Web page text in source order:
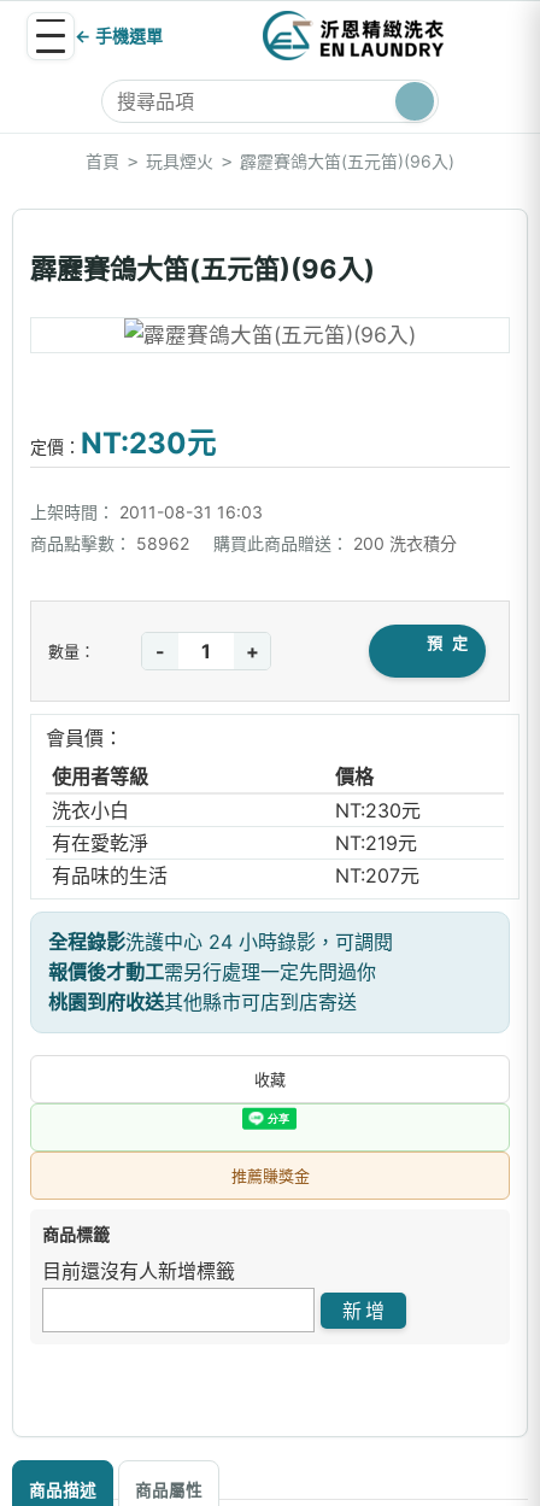
← 手機選單
首頁 > 玩具煙火 > 霹靂賽鴿大笛(五元笛)(96入)
霹靂賽鴿大笛(五元笛)(96入)
定價： NT:230元
上架時間：
2011-08-31 16:03
商品點擊數：
58962 購買此商品贈送： 200 洗衣積分
數量： - + 預 定
會員價：
使用者等級
價格
洗衣小白
NT:230元
有在愛乾淨
NT:219元
有品味的生活
NT:207元
全程錄影洗護中心 24 小時錄影，可調閱
報價後才動工需另行處理一定先問過你
桃園到府收送其他縣市可店到店寄送
收藏
推薦賺獎金
商品標籤
目前還沒有人新增標籤
商品描述 商品屬性